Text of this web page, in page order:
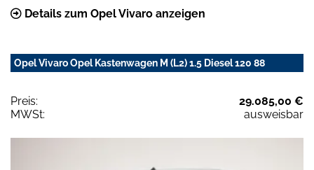
Details zum Opel Vivaro anzeigen
Opel Vivaro Opel Kastenwagen M (L2) 1.5 Diesel 120 88
Preis:
29.085,00 €
MWSt:
ausweisbar